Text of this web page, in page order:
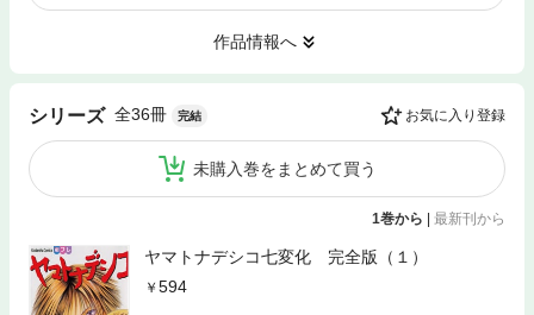
作品情報へ
シリーズ 全36冊 完結 お気に入り登録
未購入巻をまとめて買う
1巻から | 最新刊から
ヤマトナデシコ七変化 完全版（１）
594